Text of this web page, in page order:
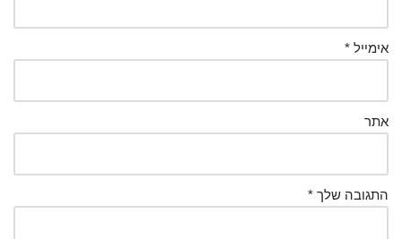
אימייל *
אתר
התגובה שלך *